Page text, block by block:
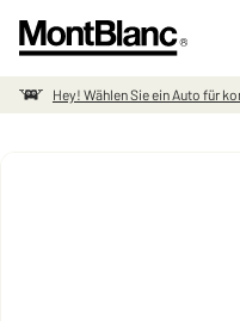
Hey! Wählen Sie ein Auto für